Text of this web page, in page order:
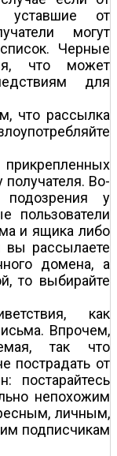
уставшие от
могут
Черные
что может
для
что рассылка
Во-
у
пользователи
и ящика либо
вы рассылаете
домена, а
то выбирайте
как
Впрочем,
так что
пострадать от
постарайтесь
непохожим
личным,
подписчикам